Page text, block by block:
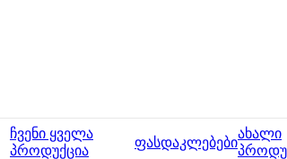
ჩვენი ყველა
პროდუქცია
ფასდაკლებები
ახალი